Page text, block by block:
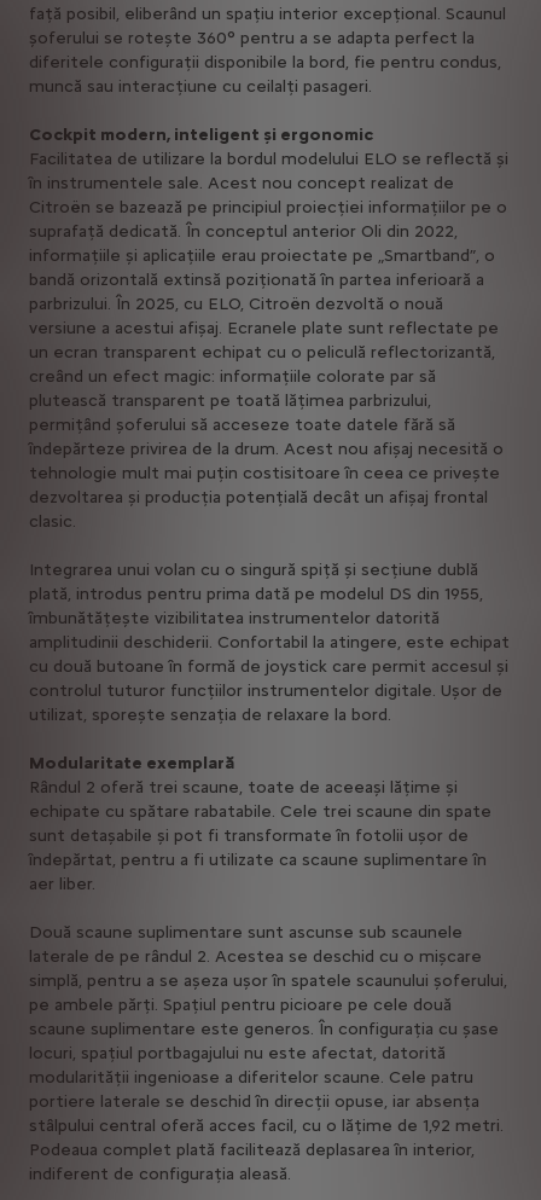
față posibil, eliberând un spațiu interior excepțional. Scaunul
șoferului se rotește 360° pentru a se adapta perfect la
diferitele configurații disponibile la bord, fie pentru condus,
muncă sau interacțiune cu ceilalți pasageri.
Cockpit modern, inteligent și ergonomic
Facilitatea de utilizare la bordul modelului ELO se reflectă și
în instrumentele sale. Acest nou concept realizat de
Citroën se bazează pe principiul proiecției informațiilor pe o
suprafață dedicată. În conceptul anterior Oli din 2022,
informațiile și aplicațiile erau proiectate pe „Smartband”, o
bandă orizontală extinsă poziționată în partea inferioară a
parbrizului. În 2025, cu ELO, Citroën dezvoltă o nouă
versiune a acestui afișaj. Ecranele plate sunt reflectate pe
un ecran transparent echipat cu o peliculă reflectorizantă,
creând un efect magic: informațiile colorate par să
plutească transparent pe toată lățimea parbrizului,
permițând șoferului să acceseze toate datele fără să
îndepărteze privirea de la drum. Acest nou afișaj necesită o
tehnologie mult mai puțin costisitoare în ceea ce privește
dezvoltarea și producția potențială decât un afișaj frontal
clasic.
Integrarea unui volan cu o singură spiță și secțiune dublă
plată, introdus pentru prima dată pe modelul DS din 1955,
îmbunătățește vizibilitatea instrumentelor datorită
amplitudinii deschiderii. Confortabil la atingere, este echipat
cu două butoane în formă de joystick care permit accesul și
controlul tuturor funcțiilor instrumentelor digitale. Ușor de
utilizat, sporește senzația de relaxare la bord.
Modularitate exemplară
Rândul 2 oferă trei scaune, toate de aceeași lățime și
echipate cu spătare rabatabile. Cele trei scaune din spate
sunt detașabile și pot fi transformate în fotolii ușor de
îndepărtat, pentru a fi utilizate ca scaune suplimentare în
aer liber.
Două scaune suplimentare sunt ascunse sub scaunele
laterale de pe rândul 2. Acestea se deschid cu o mișcare
simplă, pentru a se așeza ușor în spatele scaunului șoferului,
pe ambele părți. Spațiul pentru picioare pe cele două
scaune suplimentare este generos. În configurația cu șase
locuri, spațiul portbagajului nu este afectat, datorită
modularității ingenioase a diferitelor scaune. Cele patru
portiere laterale se deschid în direcții opuse, iar absența
stâlpului central oferă acces facil, cu o lățime de 1,92 metri.
Podeaua complet plată facilitează deplasarea în interior,
indiferent de configurația aleasă.